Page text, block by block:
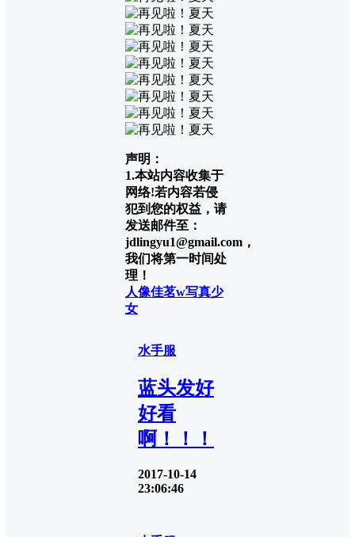
声明：
1.本站内容收集于
网络!若内容若侵
犯到您的权益，请
发送邮件至：
jdlingyu1@gmail.com，
我们将第一时间处
理！
人像佳茗w写真少
女
水手服
蓝头发好
好看
啊！！！
2017-10-14
23:06:46